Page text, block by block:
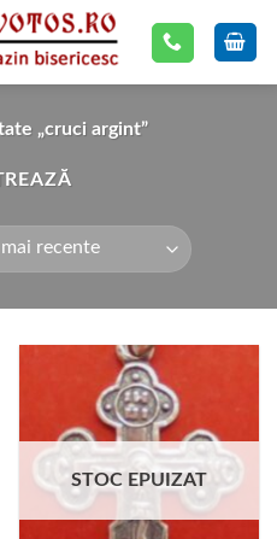
„cruci argint”
STOC EPUIZAT